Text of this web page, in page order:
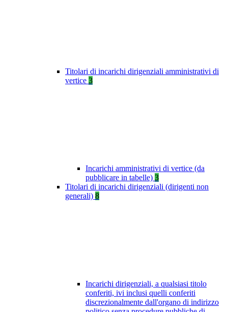
Titolari di incarichi dirigenziali amministrativi di
vertice 3
Incarichi amministrativi di vertice (da
pubblicare in tabelle) 3
Titolari di incarichi dirigenziali (dirigenti non
generali) 8
Incarichi dirigenziali, a qualsiasi titolo
conferiti, ivi inclusi quelli conferiti
discrezionalmente dall'organo di indirizzo